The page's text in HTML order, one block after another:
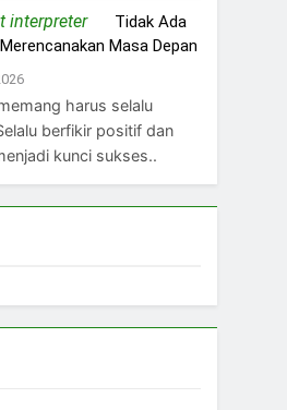
interpreteron Tidak Ada
Masa Depan
harus selalu
berfikir positif dan
kunci sukses..